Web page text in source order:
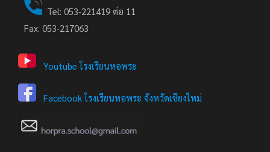
Tel: 053-221419 ต่อ 11
Fax: 053-217063
Youtube โรงเรียนหอพระ
Facebook โรงเรียนหอพระ จังหวัดเชียงใหม่